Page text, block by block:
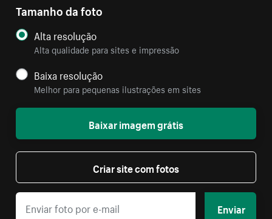
Tamanho da foto
Alta resolução
Alta qualidade para sites e impressão
Baixa resolução
Melhor para pequenas ilustrações em sites
Baixar imagem grátis
Criar site com fotos
Enviar